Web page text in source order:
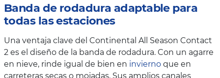
Banda de rodadura adaptable para
todas las estaciones
Una ventaja clave del Continental All Season Contact
2 es el diseño de la banda de rodadura. Con un agarre
en nieve, rinde igual de bien en invierno que en
carreteras secas o mojadas. Sus amplios canales